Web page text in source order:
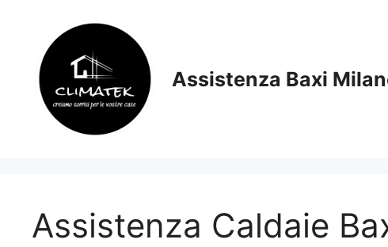
contenuto
Assistenza Baxi
Assistenza Caldaie